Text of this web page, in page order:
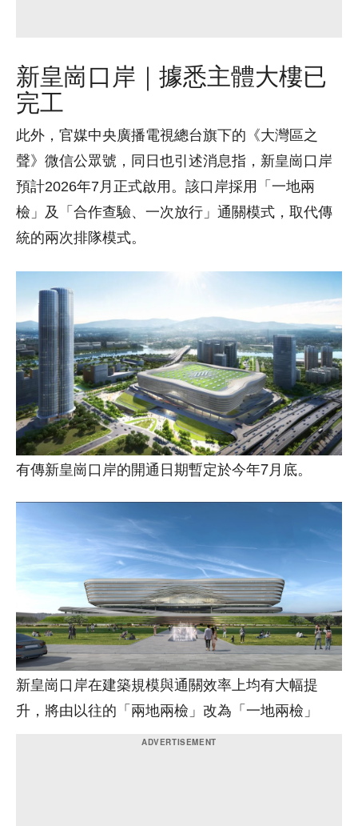
新皇崗口岸｜據悉主體大樓已
完工
此外，官媒中央廣播電視總台旗下的《大灣區之
聲》微信公眾號，同日也引述消息指，新皇崗口岸
預計2026年7月正式啟用。該口岸採用「一地兩
檢」及「合作查驗、一次放行」通關模式，取代傳
統的兩次排隊模式。
有傳新皇崗口岸的開通日期暫定於今年7月底。
新皇崗口岸在建築規模與通關效率上均有大幅提
升，將由以往的「兩地兩檢」改為「一地兩檢」